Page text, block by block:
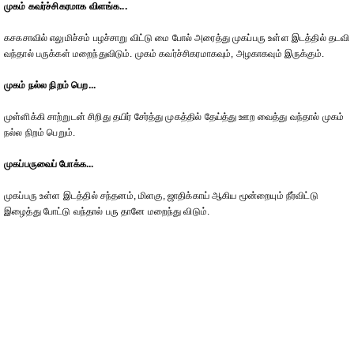
முகம் கவர்ச்சிகரமாக விளங்க...
கசகசாவில் எலுமிச்சம் பழச்சாறு விட்டு மை போல் அரைத்து முகப்பரு உள்ள இடத்தில் தடவி
வந்தால் பருக்கள் மறைந்துவிடும். முகம் கவர்ச்சிகரமாகவும், அழகாகவும் இருக்கும்.
முகம் நல்ல நிறம் பெற...
முள்ளிக்கி சாற்றுடன் சிறிது தயிர் சேர்த்து முகத்தில் தேய்த்து ஊற வைத்து வந்தால் முகம்
நல்ல நிறம் பெறும்.
முகப்பருவைப் போக்க...
முகப்பரு உள்ள இடத்தில் சந்தனம், மிளகு, ஜாதிக்காய் ஆகிய மூன்றையும் நீர்விட்டு
இழைத்து போட்டு வந்தால் பரு தானே மறைந்து விடும்.